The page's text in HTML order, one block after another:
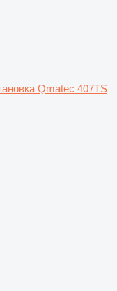
Qmatec 407TS